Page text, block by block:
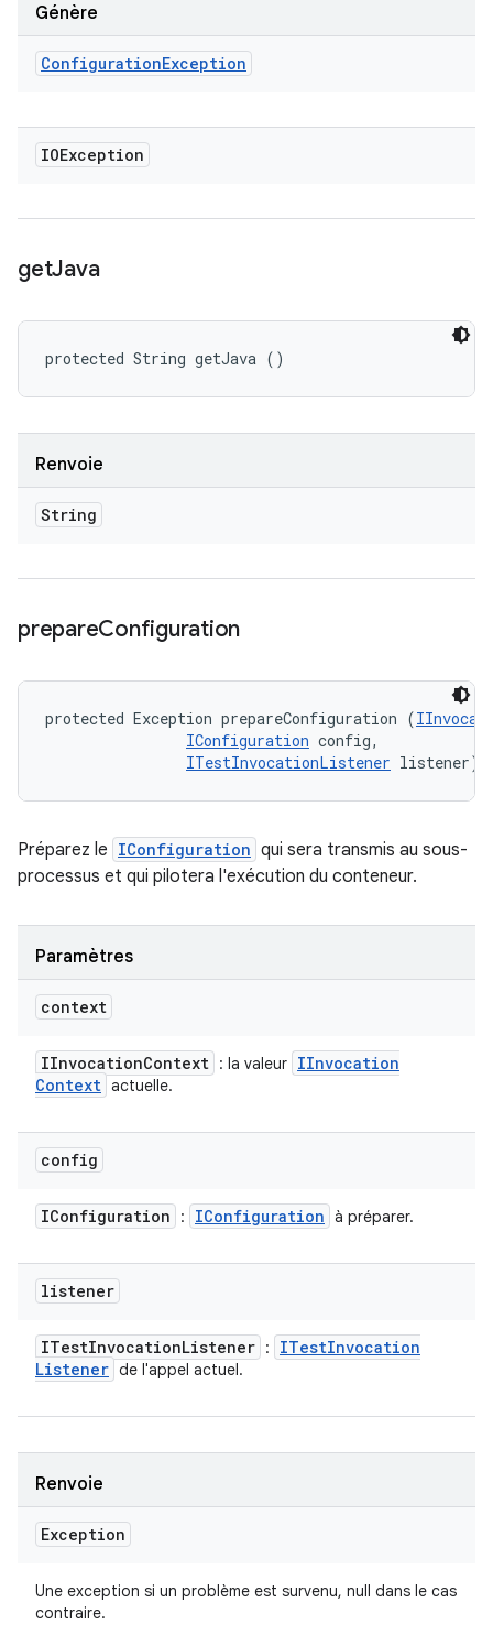
Génère
ConfigurationException
IOException
getJava
protected String getJava ()
Renvoie
String
prepareConfiguration
protected Exception prepareConfiguration (
IConfiguration config,
ITestInvocationListener listener)
Préparez le IConfiguration qui sera transmis au sous-
processus et qui pilotera l'exécution du conteneur.
Paramètres
context
IInvocationContext : la valeur IInvocation
Context actuelle.
config
IConfiguration : IConfiguration à préparer.
listener
ITestInvocationListener : ITestInvocation
Listener de l'appel actuel.
Renvoie
Exception
Une exception si un problème est survenu, null dans le cas
contraire.